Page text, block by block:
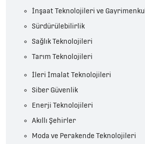
İnşaat Teknolojileri ve Gayrimenkul
Sürdürülebilirlik
Sağlık Teknolojileri
Tarım Teknolojileri
İleri İmalat Teknolojileri
Siber Güvenlik
Enerji Teknolojileri
Akıllı Şehirler
Moda ve Perakende Teknolojileri